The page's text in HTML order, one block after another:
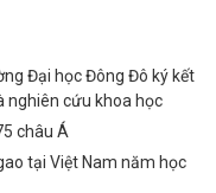
Đại học Đông Đô ký kết
nghiên cứu khoa học
châu Á
tại Việt Nam năm học